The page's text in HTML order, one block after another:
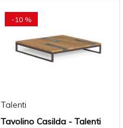
-10 %
Talenti
Tavolino Casilda - Talenti